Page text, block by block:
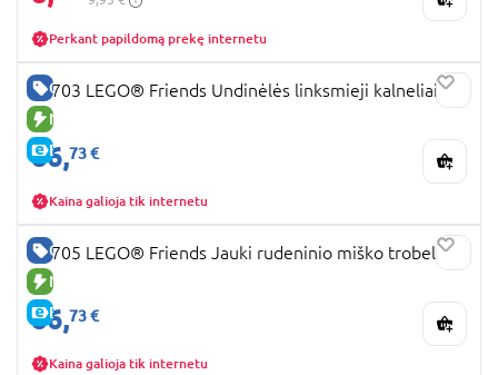
Perkant papildomą prekę internetu
GERA KAINA
NAUJA PREKĖ
E-KAINA
42703 LEGO® Friends Undinėlės linksmieji kalneliai
86,73 €
Kaina galioja tik internetu
GERA KAINA
NAUJA PREKĖ
E-KAINA
42705 LEGO® Friends Jauki rudeninio miško trobelė
86,73 €
Kaina galioja tik internetu